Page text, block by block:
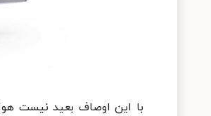
با این اوصاف بعید نیست